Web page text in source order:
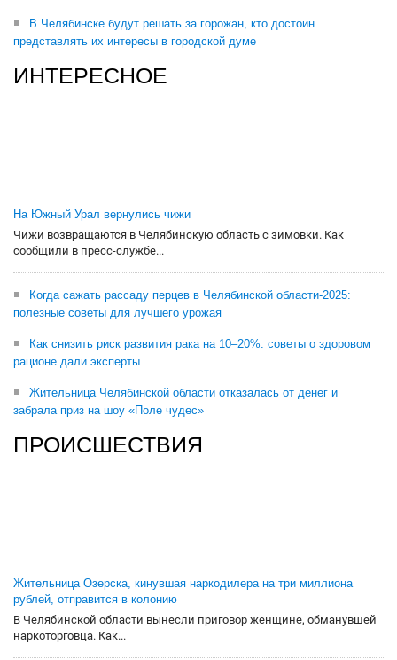
В Челябинске будут решать за горожан, кто достоин
представлять их интересы в городской думе
ИНТЕРЕСНОЕ
На Южный Урал вернулись чижи
Чижи возвращаются в Челябинскую область с зимовки. Как
сообщили в пресс-службе...
Когда сажать рассаду перцев в Челябинской области-2025:
полезные советы для лучшего урожая
Как снизить риск развития рака на 10–20%: советы о здоровом
рационе дали эксперты
Жительница Челябинской области отказалась от денег и
забрала приз на шоу «Поле чудес»
ПРОИСШЕСТВИЯ
Жительница Озерска, кинувшая наркодилера на три миллиона
рублей, отправится в колонию
В Челябинской области вынесли приговор женщине, обманувшей
наркоторговца. Как...